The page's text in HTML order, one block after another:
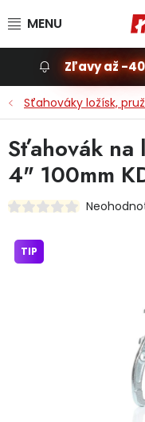
Slevoakce
Stavba, dom
Dielňa
Príslušenstvo pre
Vybavenie a
Ochranné
Zľavy až -40
Sťahováky ložísk,
Sťahovák na
4" 100mm
TIP